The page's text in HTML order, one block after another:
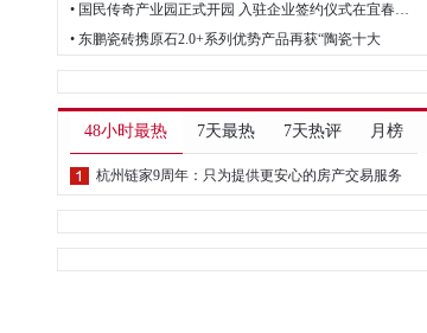
• 国民传奇产业园正式开园 入驻企业签约仪式在宜春举行
• 东鹏瓷砖携原石2.0+系列优势产品再获“陶瓷十大
48小时最热 7天最热 7天热评 月榜
杭州链家9周年：只为提供更安心的房产交易服务